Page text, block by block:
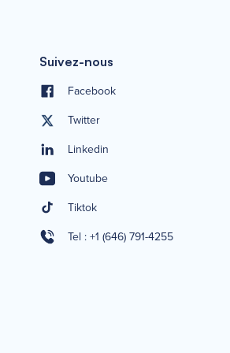
Suivez-nous
Facebook
Twitter
Linkedin
Youtube
Tiktok
Tel : +1 (646) 791-4255